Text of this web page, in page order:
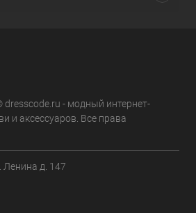
- модный интернет-
и аксессуаров. Все права
Ленина д. 147